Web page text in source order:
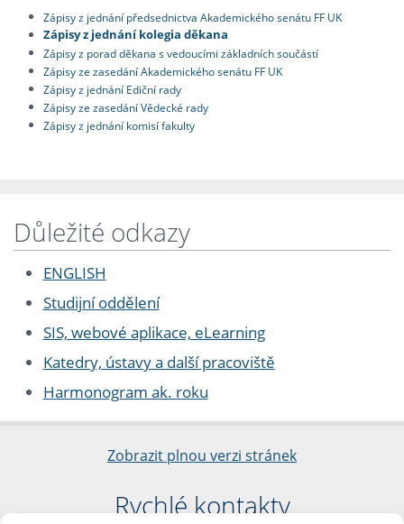
Zápisy z jednání předsednictva Akademického senátu FF UK
Zápisy z jednání kolegia děkana
Zápisy z porad děkana s vedoucími základních součástí
Zápisy ze zasedání Akademického senátu FF UK
Zápisy z jednání Ediční rady
Zápisy ze zasedání Vědecké rady
Zápisy z jednání komisí fakulty
Důležité odkazy
ENGLISH
Studijní oddělení
SIS, webové aplikace, eLearning
Katedry, ústavy a další pracoviště
Harmonogram ak. roku
Zobrazit plnou verzi stránek
Rychlé kontakty